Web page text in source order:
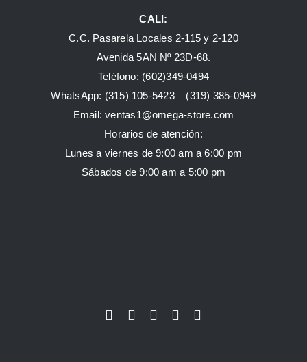
CALI:
C.C. Pasarela Locales 2-115 y 2-120
Avenida 5AN Nº 23D-68.
Teléfono: (602)349-0494
WhatsApp: (315) 105-5423 – (319) 385-0949
Email:ventas1@omega-store.com
Horarios de atención:
Lunes a viernes de 9:00 am a 6:00 pm
Sábados de 9:00 am a 5:00 pm